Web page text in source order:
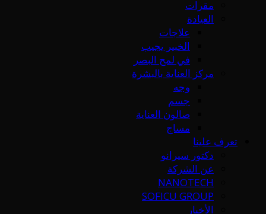
مقرات
العيادة
علاجات
الخبير يجيب
في لمح البصر
مركز العناية بالبشرة
وجه
جسم
صالون العناية
مساج
تعرف علينا
دكتور سيرانو
عن الشركة
NANOTECH
SOFICU GROUP
الأخبار